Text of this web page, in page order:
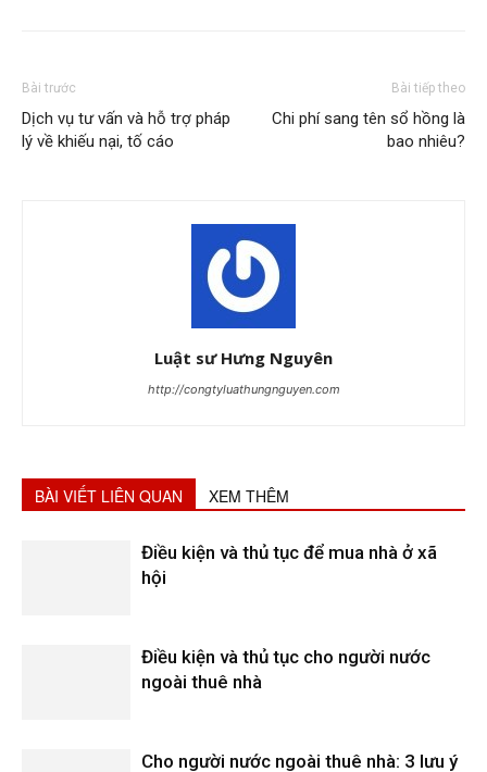
Bài trước
Dịch vụ tư vấn và hỗ trợ pháp
lý về khiếu nại, tố cáo
Bài tiếp theo
Chi phí sang tên sổ hồng là
bao nhiêu?
Luật sư Hưng Nguyên
http://congtyluathungnguyen.com
BÀI VIẾT LIÊN QUAN XEM THÊM
Điều kiện và thủ tục để mua nhà ở xã
hội
Điều kiện và thủ tục cho người nước
ngoài thuê nhà
Cho người nước ngoài thuê nhà: 3 lưu ý